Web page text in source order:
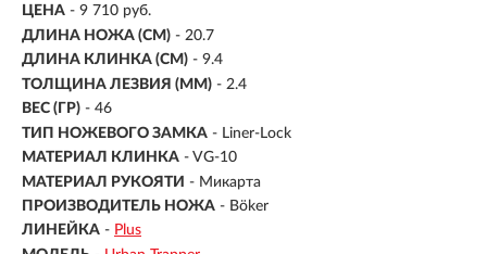
ЦЕНА - 9 710 руб.
ДЛИНА НОЖА (СМ) - 20.7
ДЛИНА КЛИНКА (СМ) - 9.4
ТОЛЩИНА ЛЕЗВИЯ (ММ) - 2.4
ВЕС (ГР) - 46
ТИП НОЖЕВОГО ЗАМКА - Liner-Lock
МАТЕРИАЛ КЛИНКА - VG-10
МАТЕРИАЛ РУКОЯТИ - Микарта
ПРОИЗВОДИТЕЛЬ НОЖА - Böker
ЛИНЕЙКА - Plus